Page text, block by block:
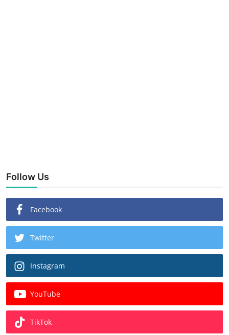
Follow Us
Facebook
Twitter
Instagram
YouTube
TikTok